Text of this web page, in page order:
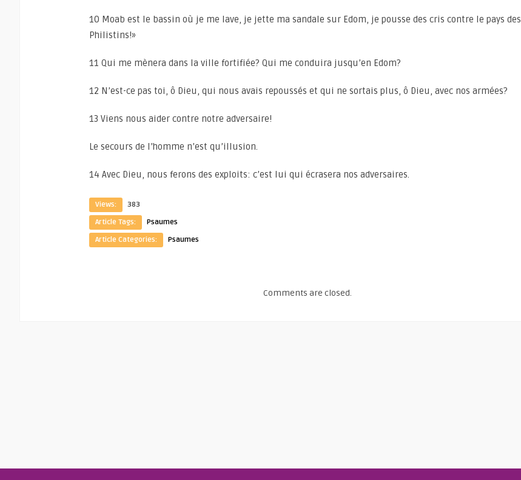
10 Moab est le bassin où je me lave, je jette ma sandale sur Edom, je pousse des cris contre le pays des
Philistins!»
11 Qui me mènera dans la ville fortifiée? Qui me conduira jusqu’en Edom?
12 N’est-ce pas toi, ô Dieu, qui nous avais repoussés et qui ne sortais plus, ô Dieu, avec nos armées?
13 Viens nous aider contre notre adversaire!
Le secours de l’homme n’est qu’illusion.
14 Avec Dieu, nous ferons des exploits: c’est lui qui écrasera nos adversaires.
Views:
383
Article Tags:
Psaumes
Article Categories:
Psaumes
Comments are closed.